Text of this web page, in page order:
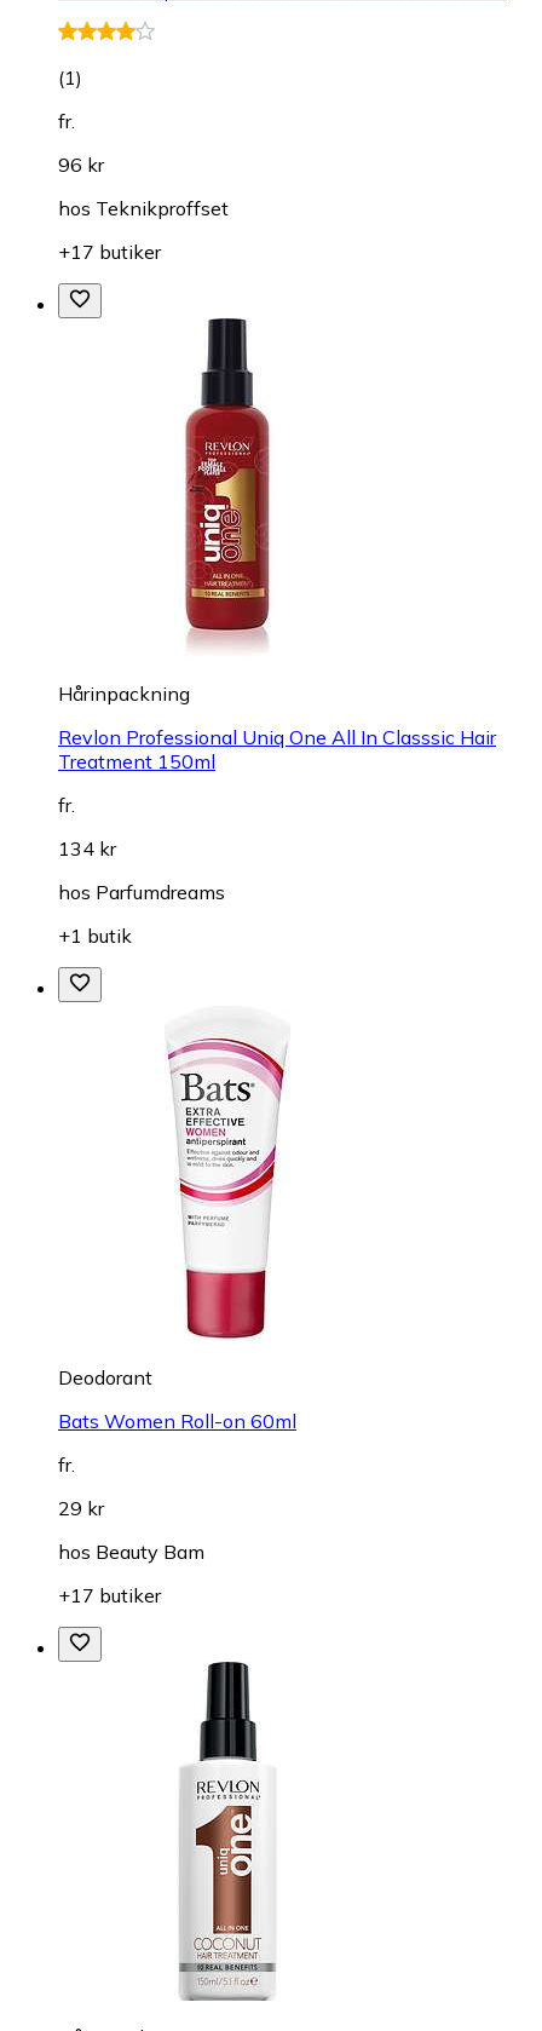
(1)
fr.
96 kr
hos Teknikproffset
+17 butiker
Hårinpackning
Revlon Professional Uniq One All In Classsic Hair
Treatment 150ml
fr.
134 kr
hos Parfumdreams
+1 butik
Deodorant
Bats Women Roll-on 60ml
fr.
29 kr
hos Beauty Bam
+17 butiker